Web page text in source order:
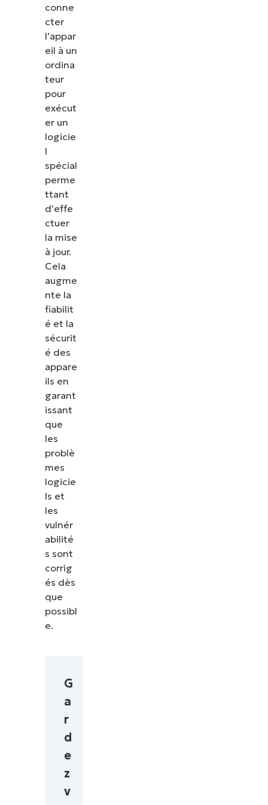
conne
cter
l’appar
eil à un
ordina
teur
pour
exécut
er un
logicie
l
spécial
perme
ttant
d’effe
ctuer
la mise
à jour.
Cela
augme
nte la
fiabilit
é et la
sécurit
é des
appare
ils en
garant
issant
que
les
problè
mes
logicie
ls et
les
vulnér
abilité
s sont
corrig
és dès
que
possibl
e.
G
a
r
d
e
z
v